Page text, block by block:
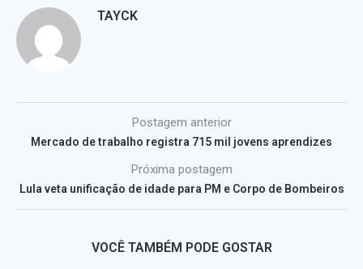
TAYCK
Postagem anterior
Mercado de trabalho registra 715 mil jovens aprendizes
Próxima postagem
Lula veta unificação de idade para PM e Corpo de Bombeiros
VOCÊ TAMBÉM PODE GOSTAR